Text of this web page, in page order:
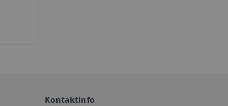
Kontaktinfo